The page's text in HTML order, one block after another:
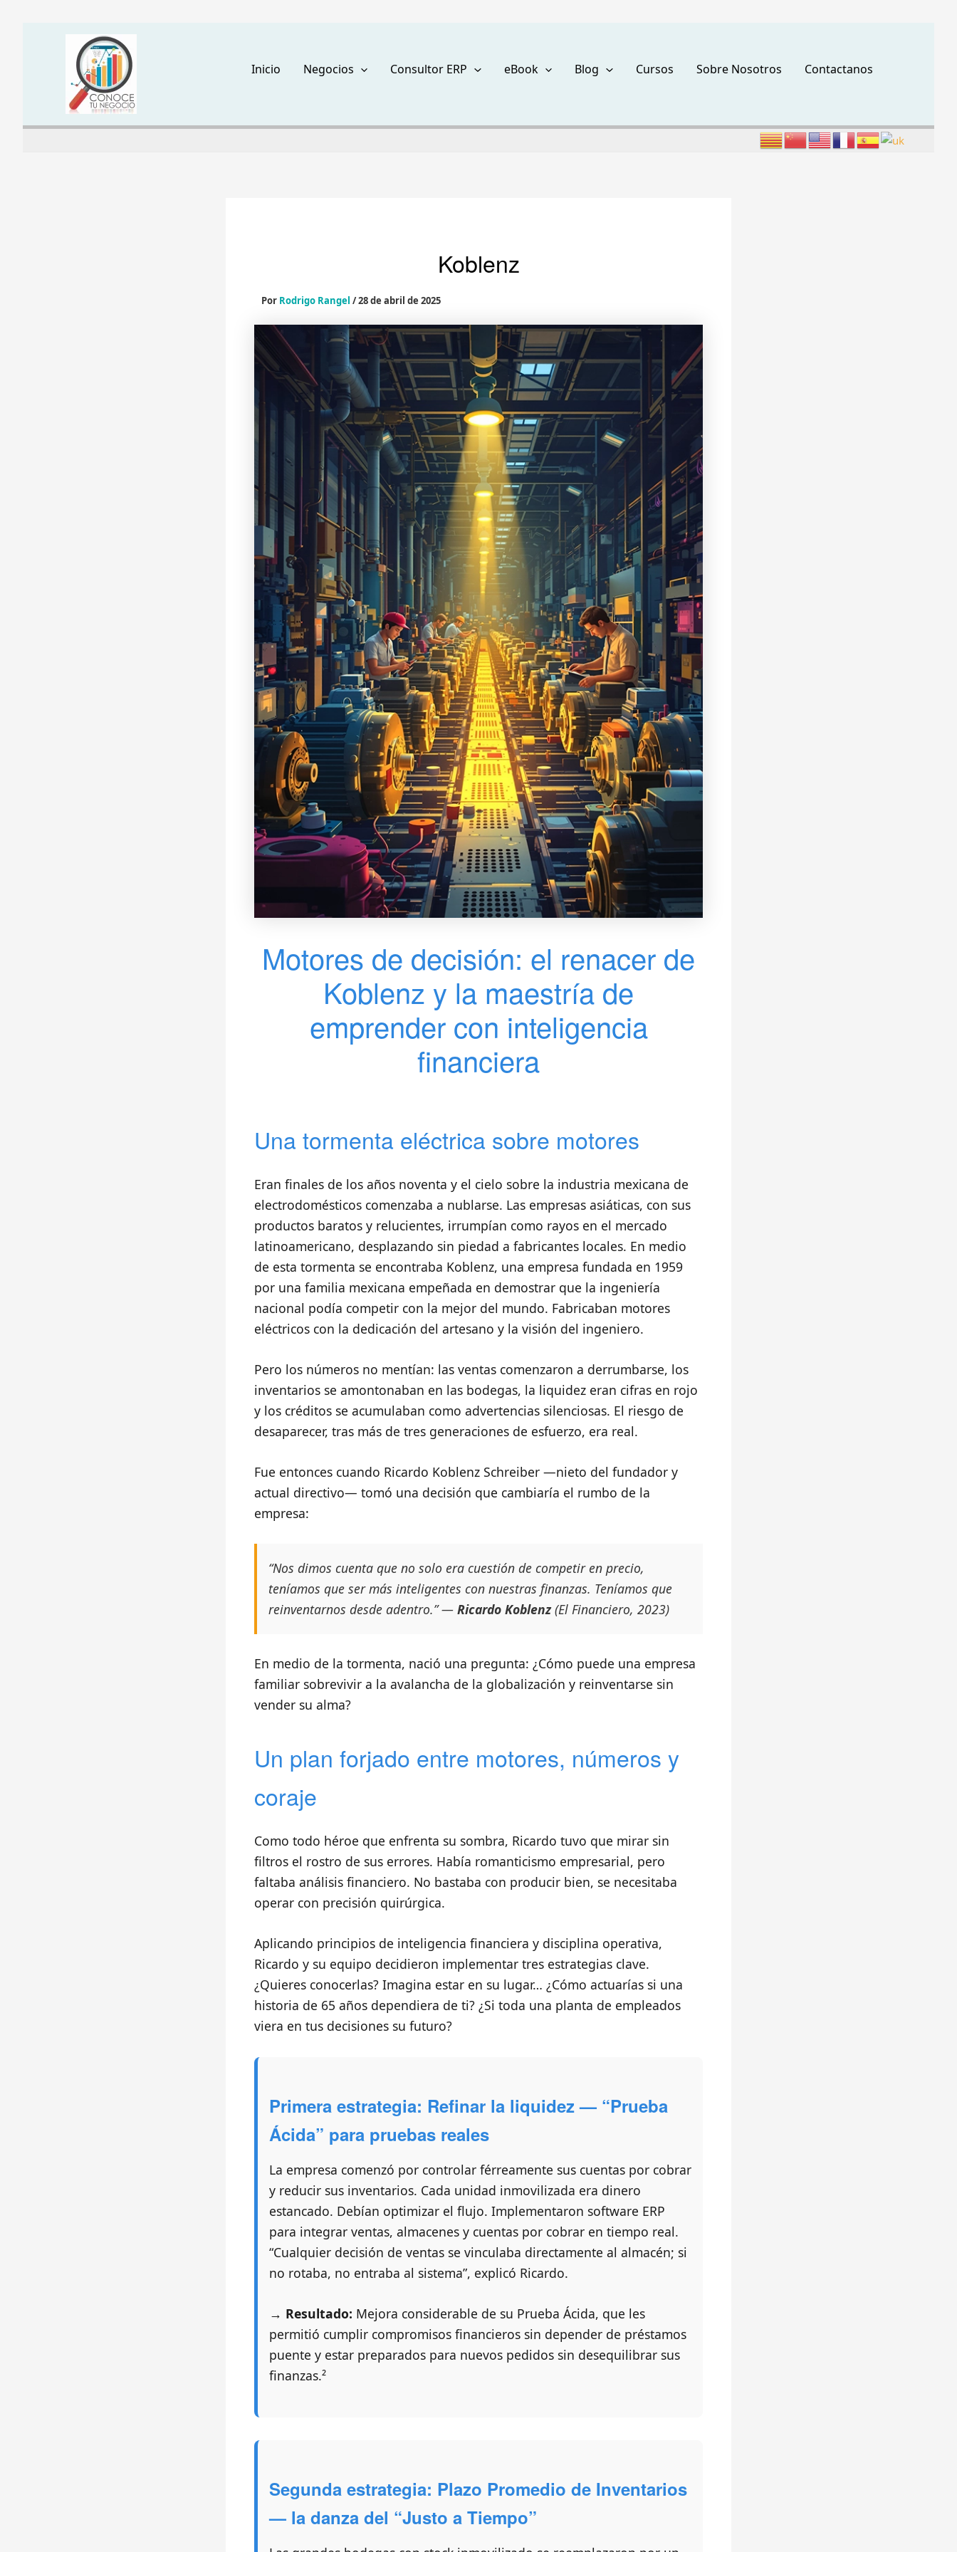
contenido
Inicio Negocios Consultor ERP eBook Blog Cursos Sobre Nosotros Contactanos
Koblenz
Por Rodrigo Rangel /28 de abril de 2025
Motores de decisión: el renacer de
Koblenz y la maestría de
emprender con inteligencia
financiera
Una tormenta eléctrica sobre motores
Eran finales de los años noventa y el cielo sobre la industria mexicana de
electrodomésticos comenzaba a nublarse. Las empresas asiáticas, con sus
productos baratos y relucientes, irrumpían como rayos en el mercado
latinoamericano, desplazando sin piedad a fabricantes locales. En medio
de esta tormenta se encontraba Koblenz, una empresa fundada en 1959
por una familia mexicana empeñada en demostrar que la ingeniería
nacional podía competir con la mejor del mundo. Fabricaban motores
eléctricos con la dedicación del artesano y la visión del ingeniero.
Pero los números no mentían: las ventas comenzaron a derrumbarse, los
inventarios se amontonaban en las bodegas, la liquidez eran cifras en rojo
y los créditos se acumulaban como advertencias silenciosas. El riesgo de
desaparecer, tras más de tres generaciones de esfuerzo, era real.
Fue entonces cuando Ricardo Koblenz Schreiber —nieto del fundador y
actual directivo— tomó una decisión que cambiaría el rumbo de la
empresa:
“Nos dimos cuenta que no solo era cuestión de competir en precio,
teníamos que ser más inteligentes con nuestras finanzas. Teníamos que
reinventarnos desde adentro.” — Ricardo Koblenz(El Financiero, 2023)
En medio de la tormenta, nació una pregunta: ¿Cómo puede una empresa
familiar sobrevivir a la avalancha de la globalización y reinventarse sin
vender su alma?
Un plan forjado entre motores, números y
coraje
Como todo héroe que enfrenta su sombra, Ricardo tuvo que mirar sin
filtros el rostro de sus errores. Había romanticismo empresarial, pero
faltaba análisis financiero. No bastaba con producir bien, se necesitaba
operar con precisión quirúrgica.
Aplicando principios de inteligencia financiera y disciplina operativa,
Ricardo y su equipo decidieron implementar tres estrategias clave.
¿Quieres conocerlas? Imagina estar en su lugar… ¿Cómo actuarías si una
historia de 65 años dependiera de ti? ¿Si toda una planta de empleados
viera en tus decisiones su futuro?
Primera estrategia: Refinar la liquidez — “Prueba
Ácida” para pruebas reales
La empresa comenzó por controlar férreamente sus cuentas por cobrar
y reducir sus inventarios. Cada unidad inmovilizada era dinero
estancado. Debían optimizar el flujo. Implementaron software ERP
para integrar ventas, almacenes y cuentas por cobrar en tiempo real.
“Cualquier decisión de ventas se vinculaba directamente al almacén; si
no rotaba, no entraba al sistema”, explicó Ricardo.
→ Resultado: Mejora considerable de su Prueba Ácida, que les
permitió cumplir compromisos financieros sin depender de préstamos
puente y estar preparados para nuevos pedidos sin desequilibrar sus
finanzas.²
Segunda estrategia: Plazo Promedio de Inventarios
— la danza del “Justo a Tiempo”